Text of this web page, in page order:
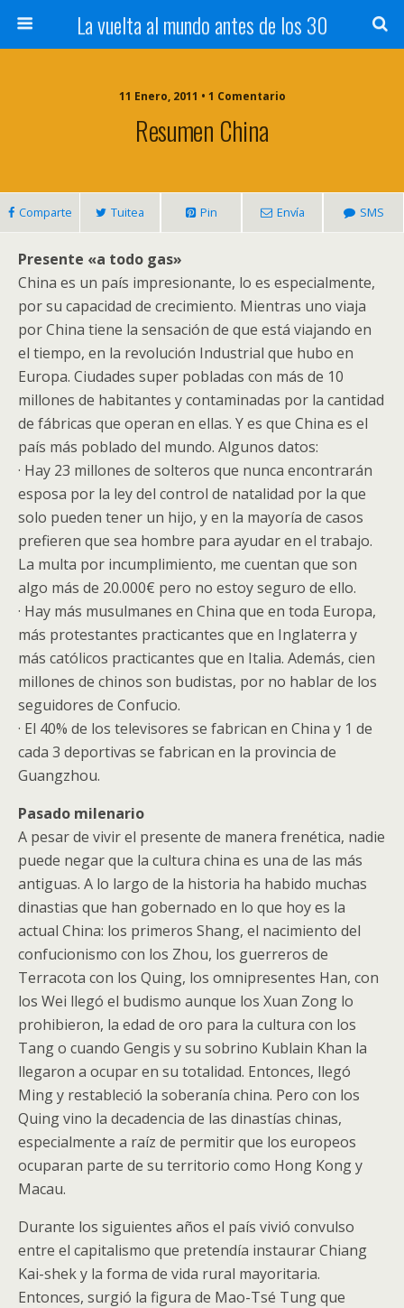
La vuelta al mundo antes de los 30
11 Enero, 2011 • 1 Comentario
Resumen China
Comparte Tuitea Pin Envía SMS
Presente «a todo gas»
China es un país impresionante, lo es especialmente,
por su capacidad de crecimiento. Mientras uno viaja
por China tiene la sensación de que está viajando en
el tiempo, en la revolución Industrial que hubo en
Europa. Ciudades super pobladas con más de 10
millones de habitantes y contaminadas por la cantidad
de fábricas que operan en ellas. Y es que China es el
país más poblado del mundo. Algunos datos:
· Hay 23 millones de solteros que nunca encontrarán
esposa por la ley del control de natalidad por la que
solo pueden tener un hijo, y en la mayoría de casos
prefieren que sea hombre para ayudar en el trabajo.
La multa por incumplimiento, me cuentan que son
algo más de 20.000€ pero no estoy seguro de ello.
· Hay más musulmanes en China que en toda Europa,
más protestantes practicantes que en Inglaterra y
más católicos practicantes que en Italia. Además, cien
millones de chinos son budistas, por no hablar de los
seguidores de Confucio.
· El 40% de los televisores se fabrican en China y 1 de
cada 3 deportivas se fabrican en la provincia de
Guangzhou.
Pasado milenario
A pesar de vivir el presente de manera frenética, nadie
puede negar que la cultura china es una de las más
antiguas. A lo largo de la historia ha habido muchas
dinastias que han gobernado en lo que hoy es la
actual China: los primeros Shang, el nacimiento del
confucionismo con los Zhou, los guerreros de
Terracota con los Quing, los omnipresentes Han, con
los Wei llegó el budismo aunque los Xuan Zong lo
prohibieron, la edad de oro para la cultura con los
Tang o cuando Gengis y su sobrino Kublain Khan la
llegaron a ocupar en su totalidad. Entonces, llegó
Ming y restableció la soberanía china. Pero con los
Quing vino la decadencia de las dinastías chinas,
especialmente a raíz de permitir que los europeos
ocuparan parte de su territorio como Hong Kong y
Macau.
Durante los siguientes años el país vivió convulso
entre el capitalismo que pretendía instaurar Chiang
Kai-shek y la forma de vida rural mayoritaria.
Entonces, surgió la figura de Mao-Tsé Tung que